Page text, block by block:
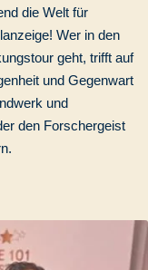
die Welt für
Wer in den
geht, trifft auf
und Gegenwart
und
den Forschergeist